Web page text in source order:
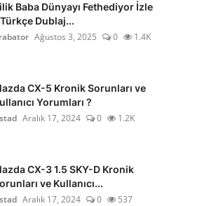
Baba Dünyayı Fethediyor İzle
Dublaj...
Ağustos 3, 2025 0 1.4K
CX-5 Kronik Sorunları ve
Yorumları ?
Aralık 17, 2024 0 1.2K
CX-3 1.5 SKY-D Kronik
ve Kullanıcı...
Aralık 17, 2024 0 537